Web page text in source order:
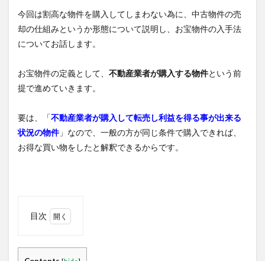
今回は割高な物件を購入してしまわない為に、中古物件の売
却の仕組みというか形態について説明し、お宝物件の入手法
についてお話します。
お宝物件の定義として、 不動産業者が購入する物件という前
提で進めていきます。
要は、「不動産業者が購入して転売し利益を得る事が出来る
状況の物件」なので、一般の方が同じ条件で購入できれば、
お得な買い物をしたと解釈できるからです。
目次